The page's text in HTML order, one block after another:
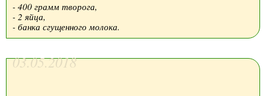
- 400 грамм творога,
- 2 яйца,
- банка сгущенного молока.
03.05.2018